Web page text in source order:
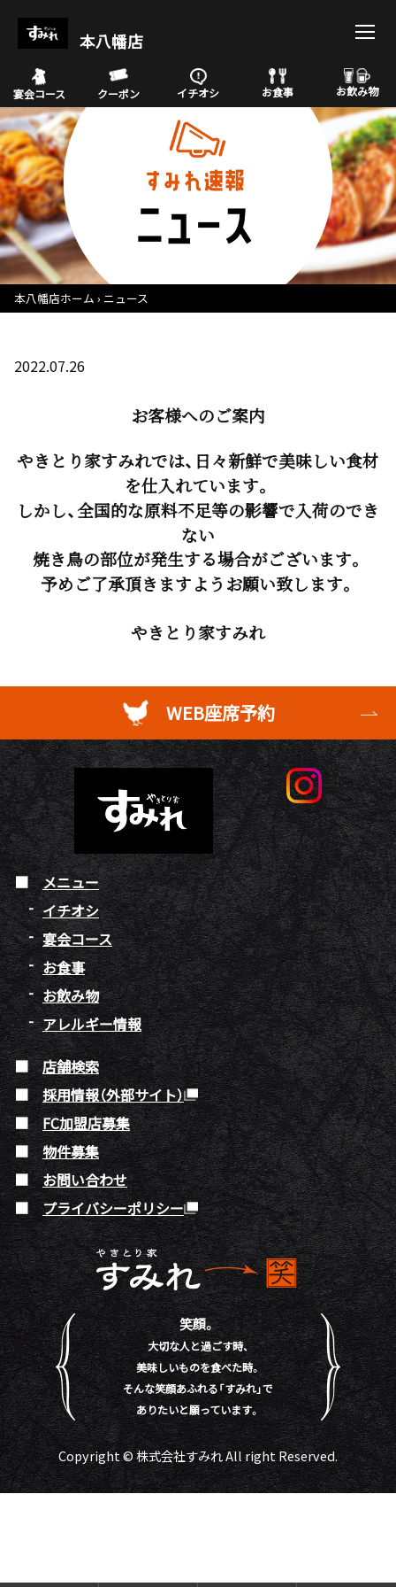
本八幡店
宴会コース クーポン イチオシ お食事 お飲み物
本八幡店ホーム ニュース
2022.07.26
お客様へのご案内
やきとり家すみれでは、日々新鮮で美味しい食材
を仕入れています。
しかし、全国的な原料不足等の影響で入荷のでき
ない
焼き鳥の部位が発生する場合がございます。
予めご了承頂きますようお願い致します。
やきとり家すみれ
WEB座席予約
メニュー
イチオシ
宴会コース
お食事
お飲み物
アレルギー情報
店舗検索
採用情報（外部サイト）
FC加盟店募集
物件募集
お問い合わせ
プライバシーポリシー
笑顔。
大切な人と過ごす時、
美味しいものを食べた時。
そんな笑顔あふれる「すみれ」で
ありたいと願っています。
Copyright © 株式会社すみれ All right Reserved.